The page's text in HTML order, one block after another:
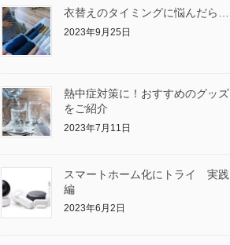
衣替えのタイミングに悩んだら…
2023年9月25日
熱中症対策に！おすすめのグッズ
をご紹介
2023年7月11日
スマートホーム化にトライ 実践
編
2023年6月2日